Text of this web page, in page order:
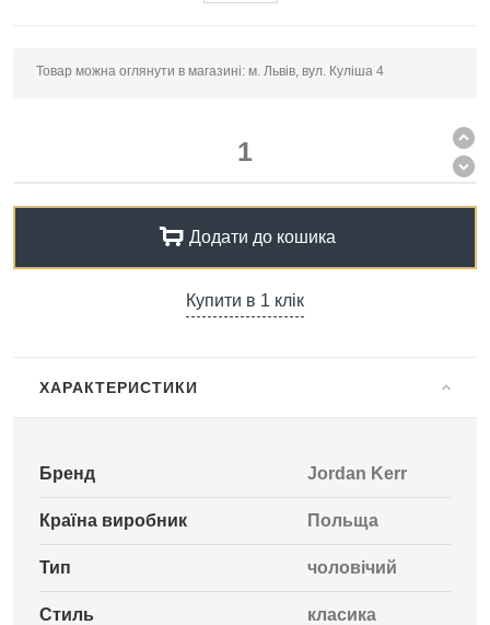
Товар можна оглянути в магазині: м. Львів, вул. Куліша 4
Додати до кошика
Купити в 1 клік
ХАРАКТЕРИСТИКИ
Бренд Jordan Kerr
Країна виробник Польща
Тип чоловічий
Стиль класика